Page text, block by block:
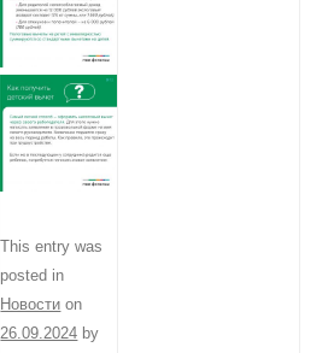
This entry was
posted in
Новости on
26.09.2024 by